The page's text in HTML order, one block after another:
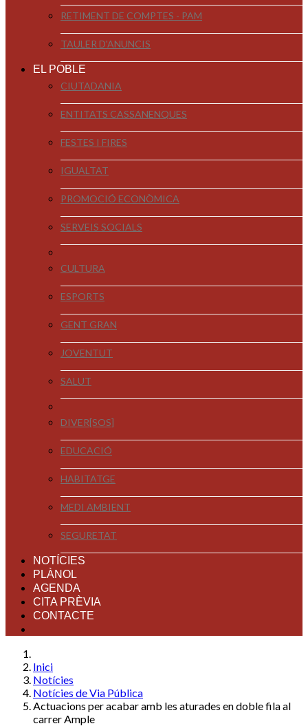
RETIMENT DE COMPTES - PAM
TAULER D'ANUNCIS
EL POBLE
CIUTADANIA
ENTITATS CASSANENQUES
FESTES I FIRES
IGUALTAT
PROMOCIÓ ECONÒMICA
SERVEIS SOCIALS
CULTURA
ESPORTS
GENT GRAN
JOVENTUT
SALUT
DIVER[SOS]
EDUCACIÓ
HABITATGE
MEDI AMBIENT
SEGURETAT
NOTÍCIES
PLÀNOL
AGENDA
CITA PRÈVIA
CONTACTE
Inici
Notícies
Notícies de Via Pública
Actuacions per acabar amb les aturades en doble fila al
carrer Ample